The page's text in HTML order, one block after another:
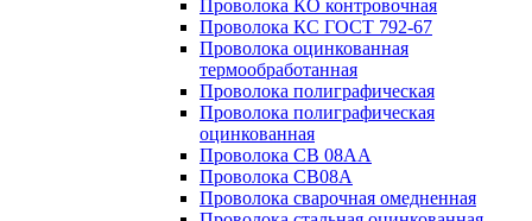
Проволока КО контровочная
Проволока КС ГОСТ 792-67
Проволока оцинкованная
термообработанная
Проволока полиграфическая
Проволока полиграфическая
оцинкованная
Проволока СВ 08АА
Проволока СВ08А
Проволока сварочная омедненная